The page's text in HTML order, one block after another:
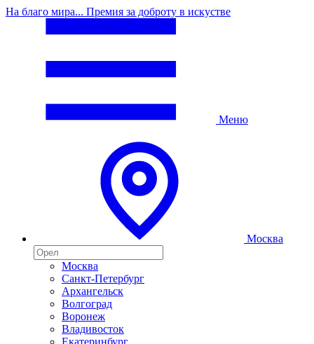
На благо мира... Премия за доброту в искустве
Меню
Москва
Москва
Санкт-Петербург
Архангельск
Волгоград
Воронеж
Владивосток
Екатеринбург